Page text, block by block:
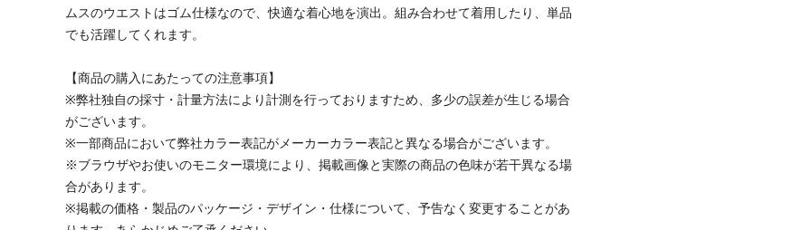
ムスのウエストはゴム仕様なので、快適な着心地を演出。組み合わせて着用したり、単品
でも活躍してくれます。
【商品の購入にあたっての注意事項】
※弊社独自の採寸・計量方法により計測を行っておりますため、多少の誤差が生じる場合
がございます。
※一部商品において弊社カラー表記がメーカーカラー表記と異なる場合がございます。
※ブラウザやお使いのモニター環境により、掲載画像と実際の商品の色味が若干異なる場
合があります。
※掲載の価格・製品のパッケージ・デザイン・仕様について、予告なく変更することがあ